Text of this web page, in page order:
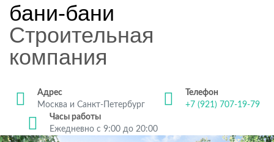
бани-бани
Строительная
компания
Адрес
Москва и Санкт-Петербург
Телефон
+7 (921) 707-19-79
Часы работы
Ежедневно с 9:00 до 20:00